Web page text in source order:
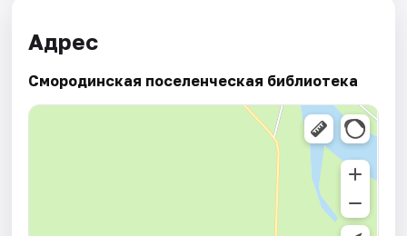
Адрес
Смородинская поселенческая библиотека